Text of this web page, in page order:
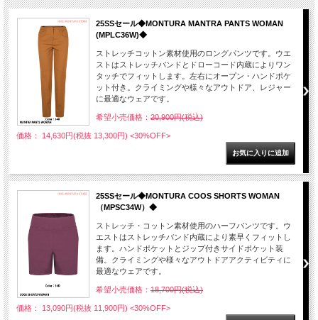
25SSセール◆MONTURA MANTRA PANTS WOMAN
(MPLC36W)◆
ストレッチコットン素材使用のロングパンツです。ウエ
ストはストレッチバンドとドローコード内蔵によりワン
タッチでフィットします。左右にオープン・ハンドポケ
ット付き。クライミングや様々なアウトドア、レジャー
に最適なウェアです。
希望小売価格： 20,900円(税込)
価格： 14,630円(税抜 13,300円) <30%OFF>
25SSセール◆MONTURA COOS SHORTS WOMAN
（MPSC34W）◆
ストレッチ・コットン素材使用のハーフパンツです。ウ
エストはストレッチバンド内蔵により素早くフィットし
ます。ハンドポケットとジップ付きサイドポケット装
備。クライミングや様々なアウトドアアクティビティに
最適なウェアです。
希望小売価格： 18,700円(税込)
価格： 13,090円(税抜 11,900円) <30%OFF>